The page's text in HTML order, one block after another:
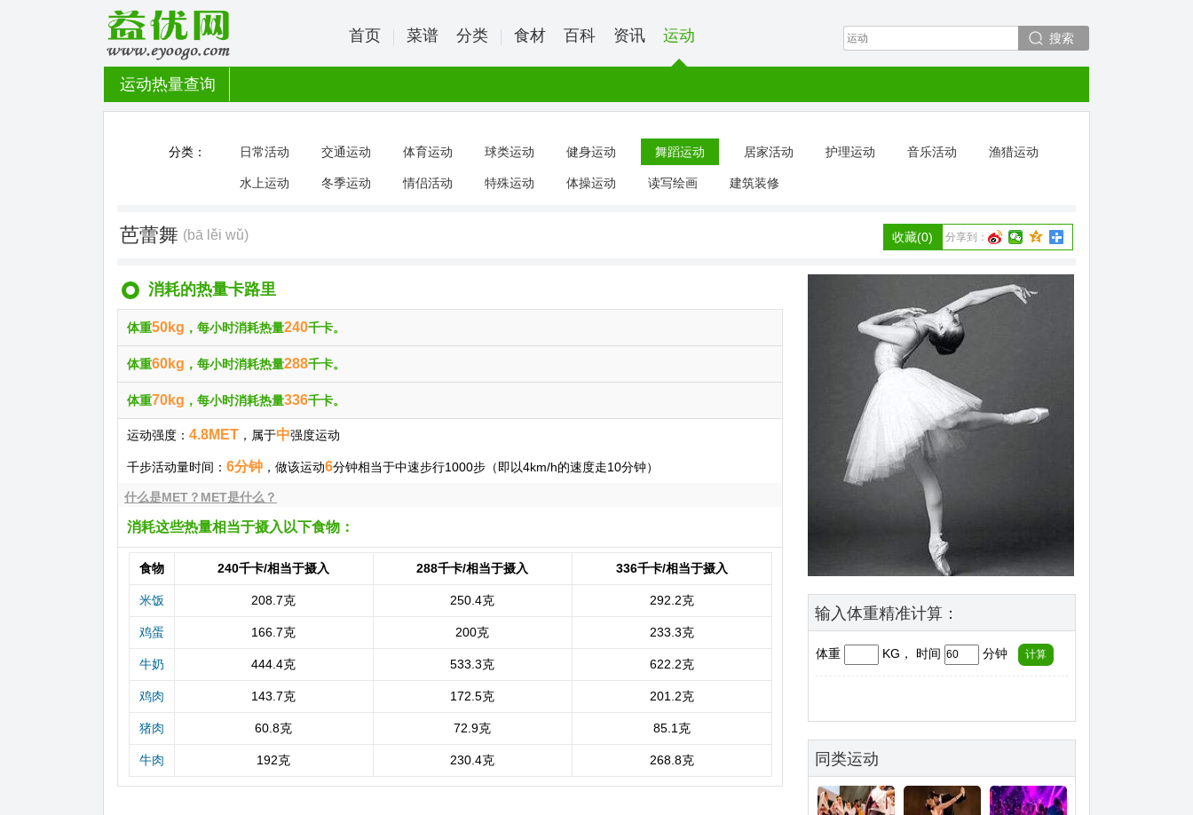
搜索
首页 菜谱 分类 食材 百科 资讯 运动
运动热量查询
分类： 日常活动 交通运动 体育运动 球类运动 健身运动 舞蹈运动 居家活动 护理运动 音乐活动 渔猎运动
水上运动 冬季运动 情侣活动 特殊运动 体操运动 读写绘画 建筑装修
芭蕾舞 (bā lěi wǔ) 分享到：
收藏(0)
消耗的热量卡路里
体重50kg ，每小时消耗热量240千卡。
体重60kg ，每小时消耗热量288千卡。
体重70kg ，每小时消耗热量336千卡。
运动强度： 4.8MET ，属于中强度运动
千步活动量时间： 6分钟 ，做该运动6分钟相当于中速步行1000步（即以4km/h的速度走10分钟）
什么是MET？MET是什么？
消耗这些热量相当于摄入以下食物：
食物 240千卡/相当于摄入 288千卡/相当于摄入 336千卡/相当于摄入
米饭 208.7克 250.4克 292.2克
鸡蛋 166.7克 200克 233.3克
牛奶 444.4克 533.3克 622.2克
鸡肉 143.7克 172.5克 201.2克
猪肉 60.8克 72.9克 85.1克
牛肉 192克 230.4克 268.8克
输入体重精准计算：
体重 KG， 时间 分钟
同类运动